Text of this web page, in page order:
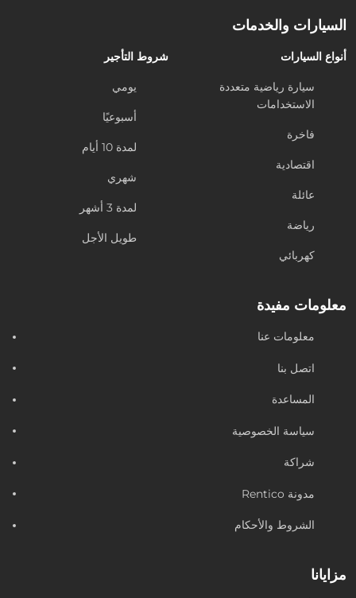
السيارات والخدمات
أنواع السيارات
سيارة رياضية متعددة
الاستخدامات
فاخرة
اقتصادية
عائلة
رياضة
كهربائي
شروط التأجير
يومي
أسبوعيًا
لمدة 10 أيام
شهري
لمدة 3 أشهر
طويل الأجل
معلومات مفيدة
معلومات عنا
اتصل بنا
المساعدة
سياسة الخصوصية
شراكة
مدونة Rentico
الشروط والأحكام
مزايانا